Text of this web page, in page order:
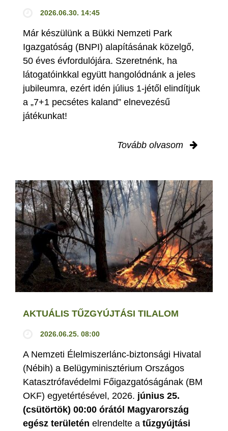
2026.06.30. 14:45
Már készülünk a Bükki Nemzeti Park
Igazgatóság (BNPI) alapításának közelgő,
50 éves évfordulójára. Szeretnénk, ha
látogatóinkkal együtt hangolódnánk a jeles
jubileumra, ezért idén július 1-jétől elindítjuk
a „7+1 pecsétes kaland” elnevezésű
játékunkat!
Tovább olvasom
AKTUÁLIS TŰZGYÚJTÁSI TILALOM
2026.06.25. 08:00
A Nemzeti Élelmiszerlánc-biztonsági Hivatal
(Nébih) a Belügyminisztérium Országos
Katasztrófavédelmi Főigazgatóságának (BM
OKF) egyetértésével, 2026. június 25.
(csütörtök) 00:00 órától Magyarország
egész területén elrendelte a tűzgyújtási